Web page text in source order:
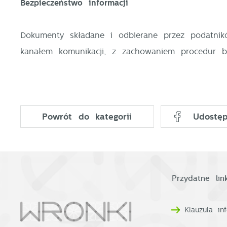
Bezpieczeństwo informacji
Dokumenty składane i odbierane przez
kanałem komunikacji, z zachowaniem procedur
Powrót do kategorii
Przydatne
Klauzula